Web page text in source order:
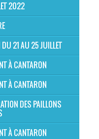
2022
DU 21 AU 25 JUILLET
À CANTARON
À CANTARON
DES PAILLONS
À CANTARON